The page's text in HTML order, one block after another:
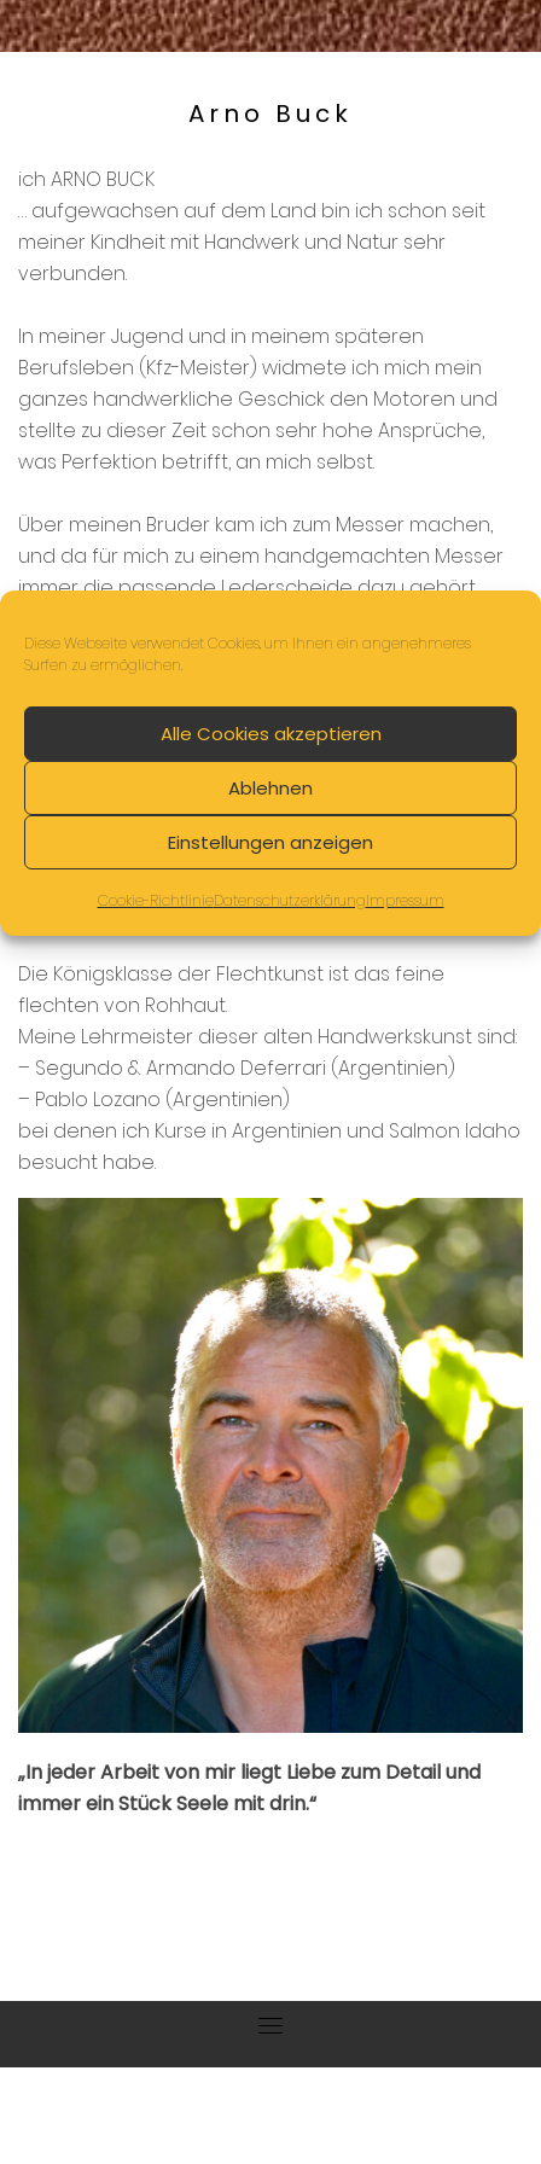
Diese Webseite verwendet Cookies, um Ihnen ein angenehmeres
Surfen zu ermöglichen.
Alle Cookies akzeptieren
Ablehnen
Einstellungen anzeigen
Cookie-RichtlinieDatenschutzerklärungImpressum
Arno Buck
ich ARNO BUCK
… aufgewachsen auf dem Land bin ich schon seit
meiner Kindheit mit Handwerk und Natur sehr
verbunden.
In meiner Jugend und in meinem späteren
Berufsleben (Kfz-Meister) widmete ich mich mein
ganzes handwerkliche Geschick den Motoren und
stellte zu dieser Zeit schon sehr hohe Ansprüche,
was Perfektion betrifft, an mich selbst.
Über meinen Bruder kam ich zum Messer machen,
und da für mich zu einem handgemachten Messer
immer die passende Lederscheide dazu gehört,
angeeignet.
Die Freude mit dem Naturmaterial Leder zu arbeiten
und allem was ich daraus in reiner Handarbeit
herstellen oder auch reparieren kann, wurde immer
Das Lederflechten und daraus die verschiedensten
Die Königsklasse der Flechtkunst ist das feine
flechten von Rohhaut.
Meine Lehrmeister dieser alten Handwerkskunst sind:
– Segundo & Armando Deferrari (Argentinien)
– Pablo Lozano (Argentinien)
bei denen ich Kurse in Argentinien und Salmon Idaho
besucht habe.
„In jeder Arbeit von mir liegt Liebe zum Detail und
immer ein Stück Seele mit drin.“